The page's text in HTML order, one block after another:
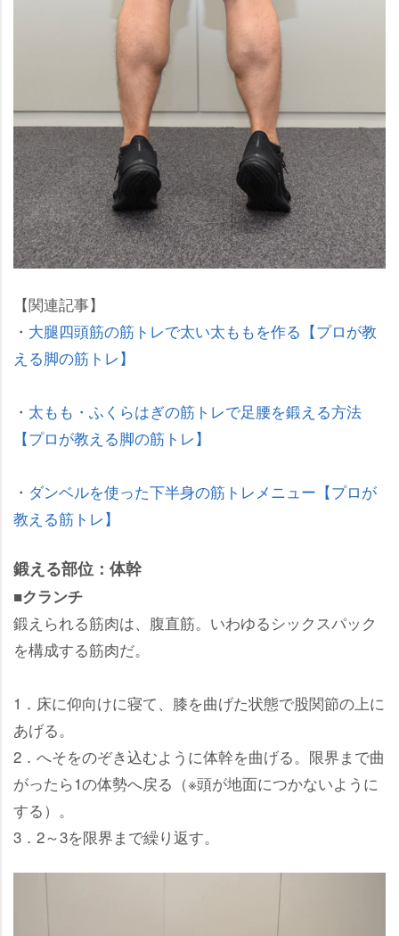
【関連記事】
・ 大腿四頭筋の筋トレで太い太ももを作る【プロが教
える脚の筋トレ】
・ 太もも・ふくらはぎの筋トレで足腰を鍛える方法
【プロが教える脚の筋トレ】
・ ダンベルを使った下半身の筋トレメニュー【プロが
教える筋トレ】
鍛える部位：体幹
■クランチ
鍛えられる筋肉は、腹直筋。いわゆるシックスパック
を構成する筋肉だ。
1．床に仰向けに寝て、膝を曲げた状態で股関節の上に
あげる。
2．へそをのぞき込むように体幹を曲げる。限界まで曲
がったら1の体勢へ戻る（※頭が地面につかないように
する）。
3．2～3を限界まで繰り返す。